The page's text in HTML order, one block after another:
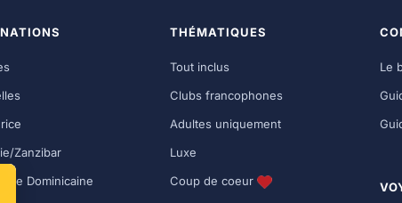
Zanzibar
Dominicaine
THÉMATIQUES
Tout inclus
Clubs francophones
Adultes uniquement
Luxe
Coup de coeur
Le